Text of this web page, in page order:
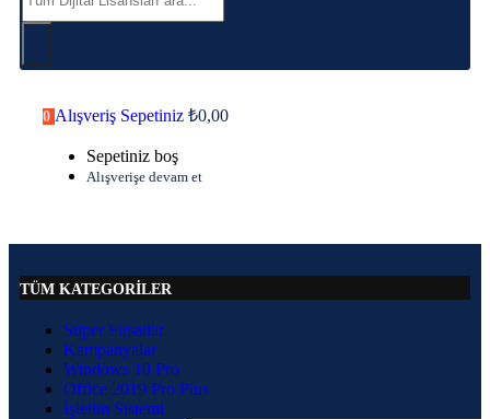
0 Alışveriş Sepetiniz ₺0,00
Sepetiniz boş
Alışverişe devam et
TÜM KATEGORİLER
Süper Fırsatlar
Kampanyalar
Windows 10 Pro
Office 2019 Pro Plus
İşletim Sistemi